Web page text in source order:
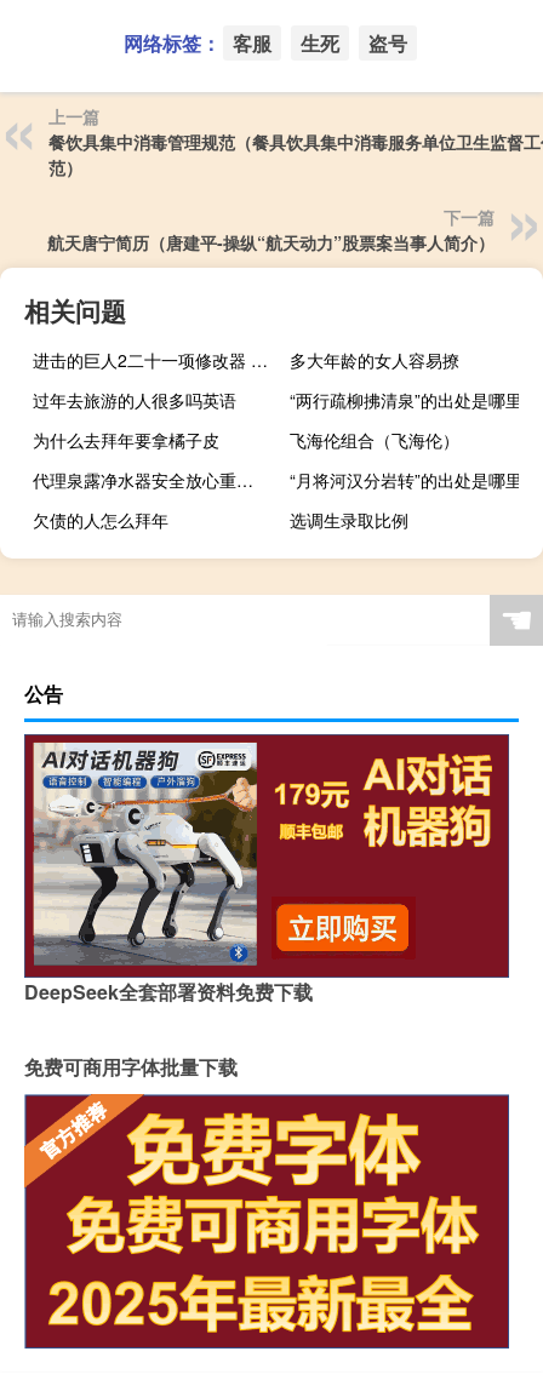
网络标签： 客服 生死 盗号
上一篇
餐饮具集中消毒管理规范（餐具饮具集中消毒服务单位卫生监督
范）
下一篇
航天唐宁简历（唐建平-操纵“航天动力”股票案当事人简介）
相关问题
进击的巨人2二十一项修改器 V2018 免费版（进击的巨人2二十一项修改器 V2018 免费版功能简介）
多大年龄的女人容易撩
过年去旅游的人很多吗英语
“两行疏柳拂清泉”的出处是哪里
为什么去拜年要拿橘子皮
飞海伦组合（飞海伦）
代理泉露净水器安全放心重视家人的饮水健康
“月将河汉分岩转”的出处是哪里
欠债的人怎么拜年
选调生录取比例
☚
公告
DeepSeek全套部署资料免费下载
免费可商用字体批量下载